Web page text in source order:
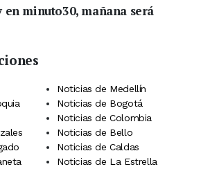
en minuto30, mañana será
Noticias de Medellín
Noticias de Bogotá
Noticias de Colombia
Noticias de Bello
Noticias de Caldas
Noticias de La Estrella